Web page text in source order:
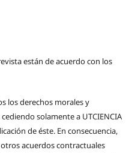
están de acuerdo con los
los derechos morales y
solamente a UTCIENCIA
de éste. En consecuencia,
acuerdos contractuales